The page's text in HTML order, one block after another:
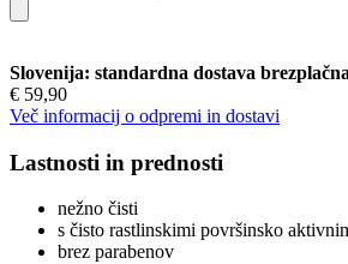
Slovenija: standardna dostava
€ 59,90
Več informacij o odpremi in dostavi
Lastnosti in prednosti
nežno čisti
s čisto rastlinskimi površinsko
brez parabenov